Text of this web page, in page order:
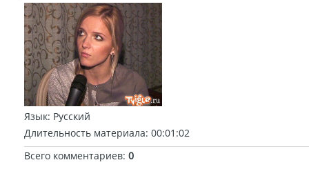
Язык: Русский
Длительность материала: 00:01:02
Всего комментариев: 0